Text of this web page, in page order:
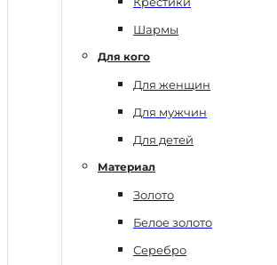
Шармы
Для кого
Для женщин
Для мужчин
Для детей
Материал
Золото
Белое золото
Серебро